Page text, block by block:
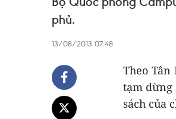
phủ.
13/08/2013 07:48
Theo Tân
tạm dừng
sách của